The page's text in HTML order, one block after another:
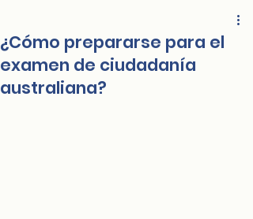
¿Cómo prepararse para el
examen de ciudadanía
australiana?